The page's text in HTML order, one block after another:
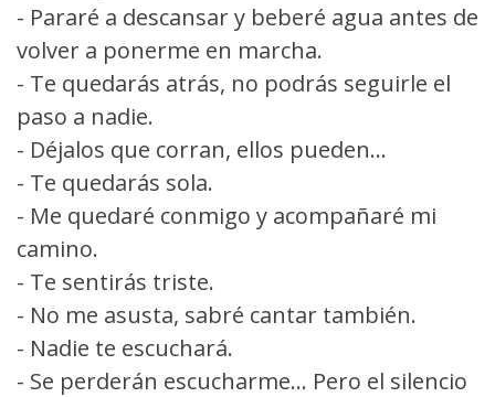
- Pararé a descansar y beberé agua antes de
volver a ponerme en marcha.
- Te quedarás atrás, no podrás seguirle el
paso a nadie.
- Déjalos que corran, ellos pueden...
- Te quedarás sola.
- Me quedaré conmigo y acompañaré mi
camino.
- Te sentirás triste.
- No me asusta, sabré cantar también.
- Nadie te escuchará.
- Se perderán escucharme... Pero el silencio